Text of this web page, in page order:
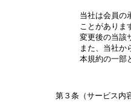
当社は会員の
ことがありま
変更後の当該
また、当社か